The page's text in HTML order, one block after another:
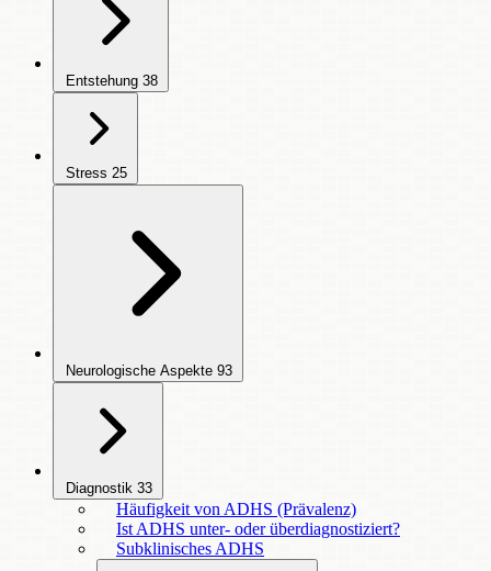
Entstehung 38
Stress 25
Neurologische Aspekte 93
Diagnostik 33
Häufigkeit von ADHS (Prävalenz)
Ist ADHS unter- oder überdiagnostiziert?
Subklinisches ADHS